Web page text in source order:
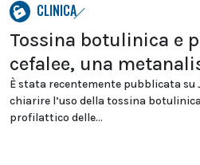
CLINICA
Tossina botulinica e
cefalee, una
È stata recentemente pubblicata su
chiarire l’uso della tossina
profilattico delle...